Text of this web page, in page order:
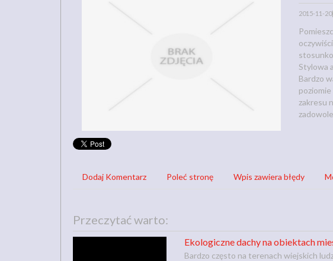
2015-11-20|
Stylowa
Bardzo
zakresu
Dodaj Komentarz Poleć stronę Wpis zawiera błędy
Przeczytać warto:
Ekologiczne dachy na obiektach
Bardzo często na terenach wiejskich